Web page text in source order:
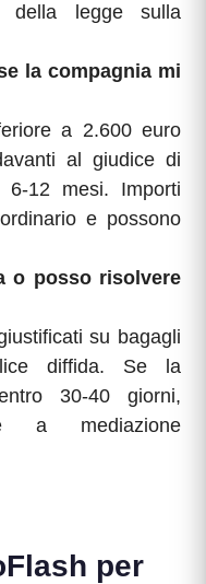
della legge sulla
la compagnia mi
a 2.600 euro
al giudice di
12 mesi. Importi
e possono
o posso risolvere
su bagagli
diffida. Se la
30-40 giorni,
a mediazione
per